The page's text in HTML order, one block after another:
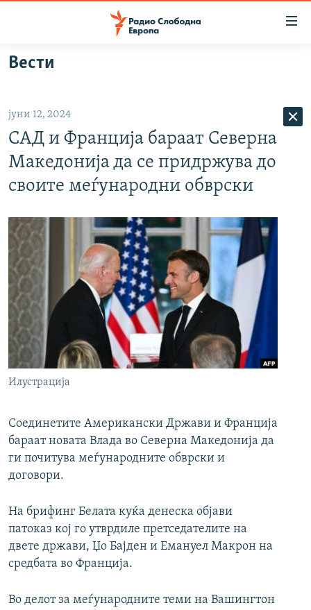
Оди
на
Оди
на
главната
навигација
на
ВИЗУЕЛНО
ВЕСТИ
ШТО ТРЕБА ДА ЗНАЕТЕ
ПРИЈАВИ СЕ ЗА ЊУЗЛЕТЕР
ПОДКАСТ ЗОШТО?
СЛЕДЕТЕ НЕ
РСЕ веб страници
Вести
јуни 12, 2024
САД и Франција бараат Северна
Македонија да се придржува до
своите меѓународни обврски
Илустрација
Соединетите Американски Држави и Франција
бараат новата Влада во Северна Македонија да
ги почитува меѓународните обврски и
договори.
На брифинг Белата куќа денеска објави
патоказ кој го утврдиле претседателите на
двете држави, Џо Бајден и Емануел Макрон на
средбата во Франција.
Во делот за меѓународните теми на Вашингтон